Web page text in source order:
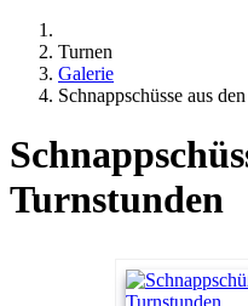
Turnen
Galerie
Schnappschüsse aus
Turnstunden